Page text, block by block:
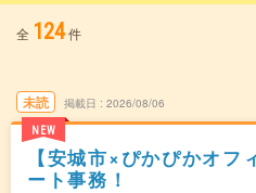
全 124件
未読
NEW
掲載日 2026/08/06
【安城市×ぴかぴかオフ
ート事務！